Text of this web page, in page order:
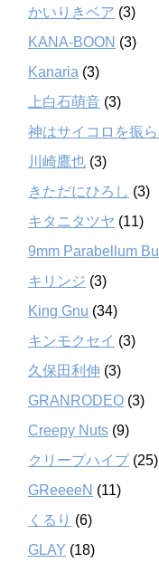
かいりきベア (3)
KANA-BOON (3)
Kanaria (3)
上白石萌音 (3)
神はサイコロを振
川崎鷹也 (3)
きただにひろし (3)
キタニタツヤ (11)
9mm Parabellum
キリンジ (3)
King Gnu (34)
キンモクセイ (3)
久保田利伸 (3)
GRANRODEO (3)
Creepy Nuts (9)
クリープハイプ(25)
GReeeeN (11)
くるり (6)
GLAY (18)